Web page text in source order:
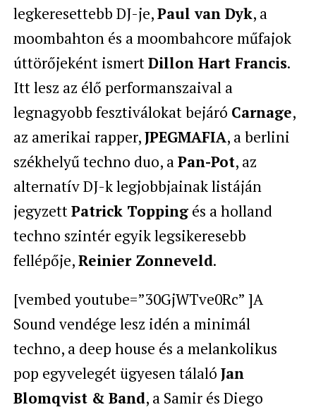
legkeresettebb DJ-je,Paul van Dyk, a
moombahton és a moombahcore műfajok
úttörőjeként ismertDillon Hart Francis.
Itt lesz az élő performanszaival a
legnagyobb fesztiválokat bejáró Carnage,
az amerikai rapper,JPEGMAFIA, a berlini
székhelyű techno duo, aPan-Pot, az
alternatív DJ-k legjobbjainak listáján
jegyzettPatrick Toppingés a holland
techno szintér egyik legsikeresebb
fellépője,Reinier Zonneveld.
[vembed youtube=”30GjWTve0Rc” ]A
Sound vendége lesz idén a minimál
techno, a deep house és a melankolikus
pop egyvelegét ügyesen tálaló Jan
Blomqvist & Band, a Samir és Diego